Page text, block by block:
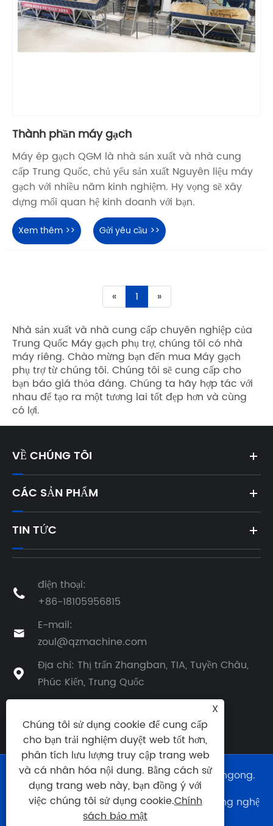
Thành phần máy gạch
Máy ép gạch QGM là nhà sản xuất và nhà cung
cấp Trung Quốc, chủ yếu sản xuất Nguyên liệu máy
gạch với nhiều năm kinh nghiệm. Hy vọng sẽ xây
dựng mối quan hệ kinh doanh với bạn.
Xem thêm >> Gửi yêu cầu >>
« 1 »
Nhà sản xuất và nhà cung cấp chuyên nghiệp của
Trung Quốc Máy gạch phụ trợ, chúng tôi có nhà
máy riêng. Chào mừng bạn đến mua Máy gạch
phụ trợ từ chúng tôi. Chúng tôi sẽ cung cấp cho
bạn báo giá thỏa đáng. Chúng ta hãy hợp tác với
nhau để tạo ra một tương lai tốt đẹp hơn và cùng
có lợi.
VỀ CHÚNG TÔI
CÁC SẢN PHẨM
TIN TỨC

điện thoại:
+86-18105956815

E-mail:
zoul@qzmachine.com

Địa chỉ: Thị trấn Zhangban, TIA, Tuyền Châu,
Phúc Kiến, Trung Quốc
Bản quyền © 2024 Công ty TNHH Máy Quangong.
Mọi quyền được bảo lưu.
Hỗ trợ kỹ thuật trang web: Công ty TNHH Công nghệ
Mạng Tianyu0595--88056339
X
Chúng tôi sử dụng cookie để cung cấp
cho bạn trải nghiệm duyệt web tốt hơn,
phân tích lưu lượng truy cập trang web
và cá nhân hóa nội dung. Bằng cách sử
dụng trang web này, bạn đồng ý với
việc chúng tôi sử dụng cookie.Chính
sách bảo mật